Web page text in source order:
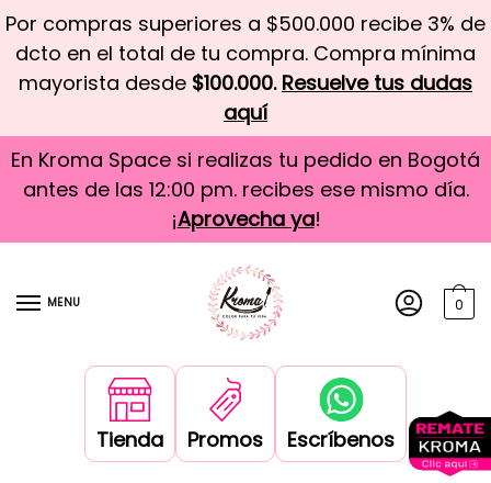
Por compras superiores a $500.000 recibe 3% de
dcto en el total de tu compra. Compra mínima
mayorista desde $100.000. Resuelve tus dudas
aquí
En Kroma Space si realizas tu pedido en Bogotá
antes de las 12:00 pm. recibes ese mismo día.
¡Aprovecha ya!
MENU 0
Tienda Promos Escríbenos